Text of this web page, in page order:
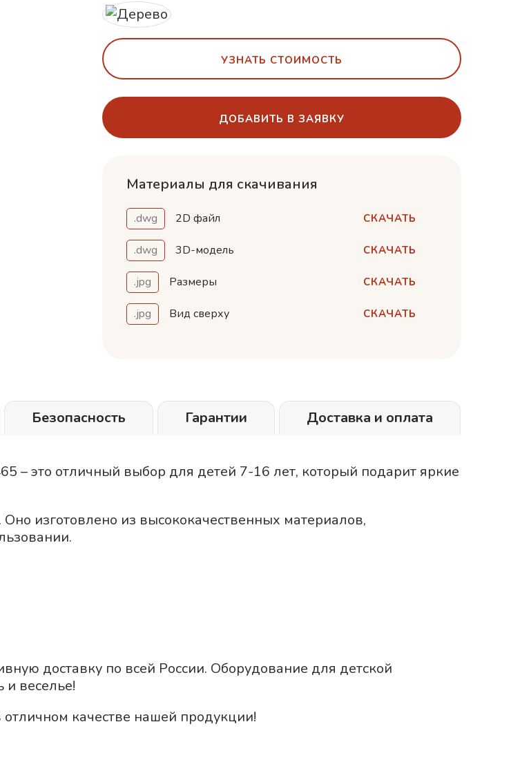
УЗНАТЬ СТОИМОСТЬ
ДОБАВИТЬ В ЗАЯВКУ
Материалы для скачивания
.dwg 2D файл СКАЧАТЬ
.dwg 3D-модель СКАЧАТЬ
.jpg Размеры СКАЧАТЬ
.jpg Вид сверху СКАЧАТЬ
Безопасность Гарантии Доставка и оплата
– это отличный выбор для детей 7-16 лет, который подарит яркие
изготовлено из высококачественных материалов,
доставку по всей России. Оборудование для детской
веселье!
качестве нашей продукции!